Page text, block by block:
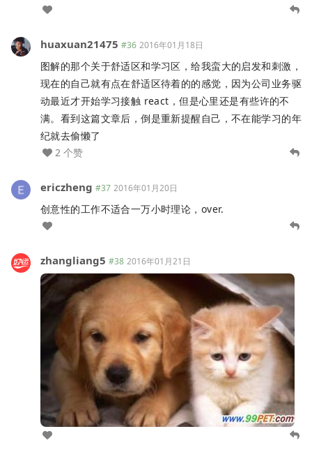
huaxuan21475 #36 2016年01月18日
图解的那个关于舒适区和学习区，给我蛮大的启发和刺激，
现在的自己就有点在舒适区待着的的感觉，因为公司业务驱
动最近才开始学习接触 react，但是心里还是有些许的不
满。看到这篇文章后，倒是重新提醒自己，不在能学习的年
纪就去偷懒了
2 个赞
ericzheng #37 2016年01月20日
创意性的工作不适合一万小时理论，over.
zhangliang5 #38 2016年01月21日